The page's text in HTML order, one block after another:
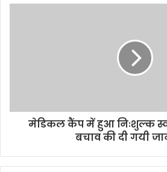
मेडिकल कैंप में हुआ निःशुल्क
बचाव की दी गयी